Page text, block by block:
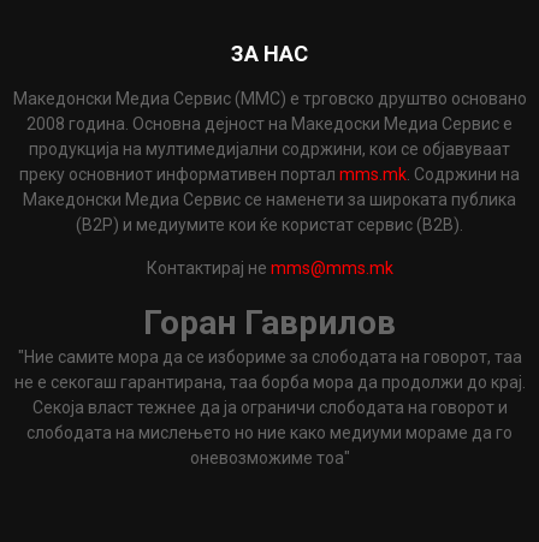
ЗА НАС
Македонски Медиа Сервис (ММС) е трговско друштво основано
2008 година. Основна дејност на Македоски Медиа Сервис е
продукција на мултимедијални содржини, кои се објавуваат
преку основниот информативен портал mms.mk . Содржини на
Македонски Медиа Сервис се наменети за широката публика
(B2P) и медиумите кои ќе користат сервис (B2B).
Контактирај не mms@mms.mk
Горан Гаврилов
"Ние самите мора да се избориме за слободата на говорот, таа
не е секогаш гарантирана, таа борба мора да продолжи до крај.
Секоја власт тежнее да ја ограничи слободата на говорот и
слободата на мислењето но ние како медиуми мораме да го
оневозможиме тоа"